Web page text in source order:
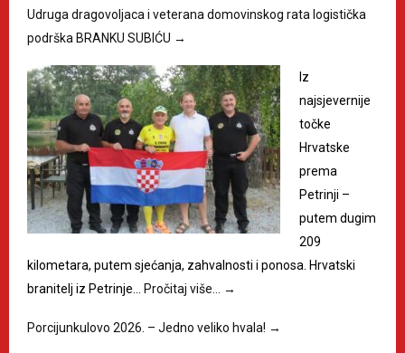
Udruga dragovoljaca i veterana domovinskog rata logistička
podrška BRANKU SUBIĆU →
Iz
najsjevernije
točke
Hrvatske
prema
Petrinji –
putem dugim
209
kilometara, putem sjećanja, zahvalnosti i ponosa. Hrvatski
branitelj iz Petrinje…
Pročitaj više… →
Porcijunkulovo 2026. – Jedno veliko hvala! →